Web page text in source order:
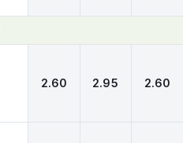
2.60 2.95 2.60